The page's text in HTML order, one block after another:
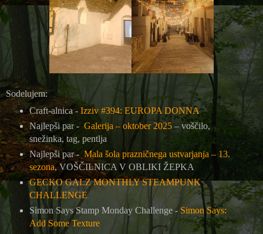
Sodelujem:
Craft-alnica - Izziv #394: EUROPA DONNA
Najlepši par - Galerija – oktober 2025– voščilo,
snežinka, tag, pentlja
Najlepši par -Mala šola prazničnega ustvarjanja – 13.
sezona, VOŠČILNICA V OBLIKI ŽEPKA
GECKO GALZ MONTHLY STEAMPUNK
CHALLENGE
Simon Says Stamp Monday Challenge - Simon Says:
Add Some Texture